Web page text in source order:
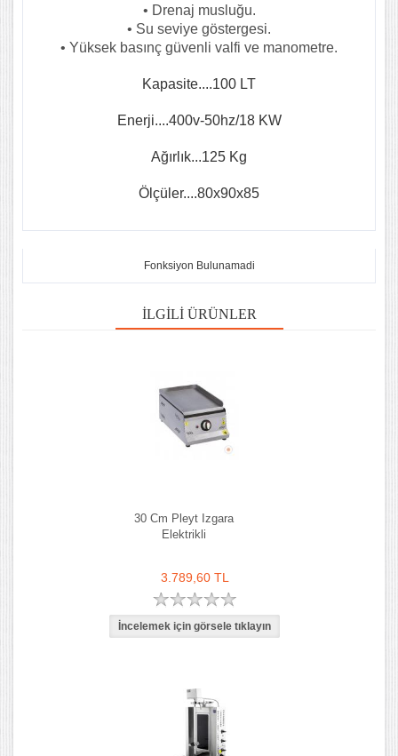
• Drenaj musluğu.
• Su seviye göstergesi.
• Yüksek basınç güvenli valfi ve manometre.
Kapasite....100 LT
Enerji....400v-50hz/18 KW
Ağırlık...125 Kg
Ölçüler....80x90x85
Fonksiyon Bulunamadi
İLGILI ÜRÜNLER
30 Cm Pleyt Izgara
Elektrikli
3.789,60 TL